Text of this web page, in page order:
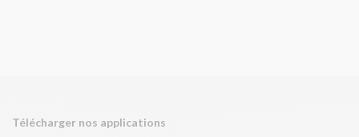
Télécharger nos applications